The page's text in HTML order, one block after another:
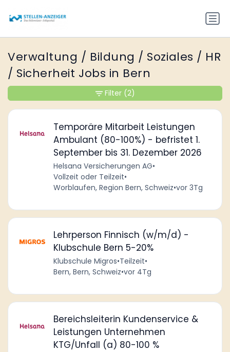
Verwaltung / Bildung / Soziales / HR
/ Sicherheit Jobs in Bern
Temporäre Mitarbeit Leistungen
Ambulant (80-100%) - befristet 1.
September bis 31. Dezember 2026
Helsana Versicherungen AG•
Vollzeit oder Teilzeit•
Worblaufen, Region Bern, Schweiz•vor 3Tg
Lehrperson Finnisch (w/m/d) -
Klubschule Bern 5-20%
Klubschule Migros•Teilzeit•
Bern, Bern, Schweiz•vor 4Tg
Bereichsleiterin Kundenservice &
Leistungen Unternehmen
KTG/Unfall (a) 80-100 %
Filter (2)